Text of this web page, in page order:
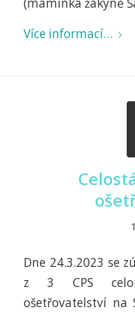
Více informací…
Dne 24.3.2023 se
z 3 CPS
ošetřovatelství na